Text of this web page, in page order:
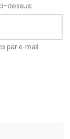
dessus:
par e-mail.